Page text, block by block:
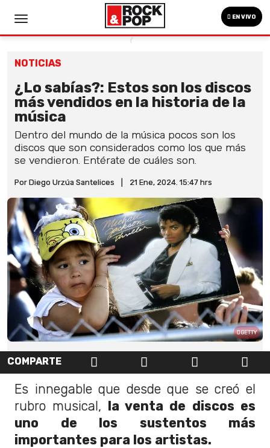
EN VIVO
NOTICIAS
¿Lo sabías?: Estos son los discos
más vendidos en la historia de la
música
Dentro del mundo de la música pocos son los
discos que son considerados como los que más
se vendieron. Entérate de cuáles son.
Por Diego Urzúa Santelices 21 Ene, 2024. 15:47 hrs
GETTY
COMPARTE
Es innegable que desde que se creó el
rubro musical, la venta de discos es
uno de los sustentos más
importantes para los artistas.